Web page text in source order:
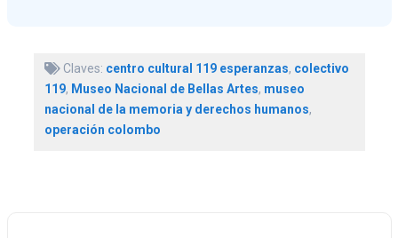
Claves: centro cultural 119 esperanzas, colectivo
119, Museo Nacional de Bellas Artes, museo
nacional de la memoria y derechos humanos,
operación colombo